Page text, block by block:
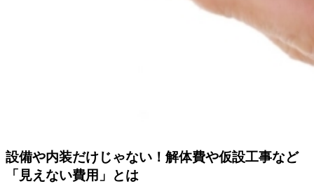
設備や内装だけじゃない！解体費や仮設工事など
「見えない費用」とは